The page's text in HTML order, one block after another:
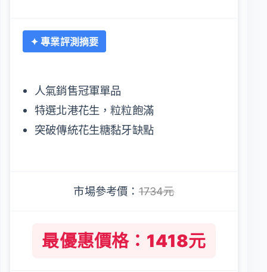
✦ 專業評測摘要
人氣銷售冠軍單品
特選北港花生，粒粒飽滿
突破傳統花生糖黏牙缺點
市場參考價：1734元
最優惠價格：1418元